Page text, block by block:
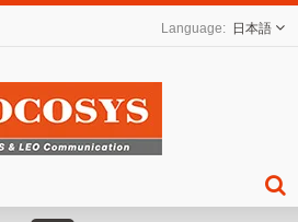
日本語